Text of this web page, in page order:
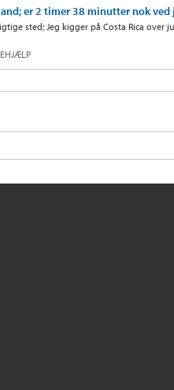
er 2 timer 38 minutter nok
sted; Jeg kigger på Costa Rica over